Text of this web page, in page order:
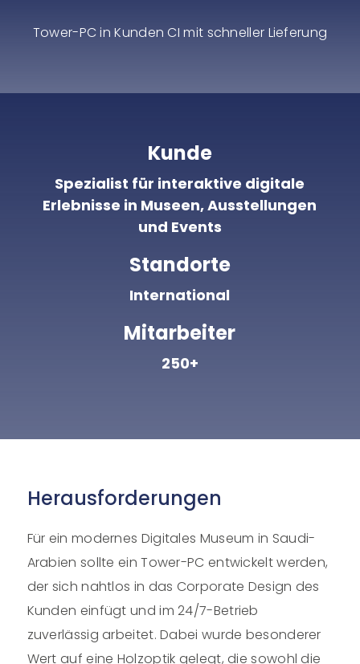
Tower-PC in Kunden CI mit schneller Lieferung
Kunde
Spezialist für interaktive digitale
Erlebnisse in Museen, Ausstellungen
und Events
Standorte
International
Mitarbeiter
250+
Herausforderungen
Für ein modernes Digitales Museum in Saudi-
Arabien sollte ein Tower-PC entwickelt werden,
der sich nahtlos in das Corporate Design des
Kunden einfügt und im 24/7-Betrieb
zuverlässig arbeitet. Dabei wurde besonderer
Wert auf eine Holzoptik gelegt, die sowohl die